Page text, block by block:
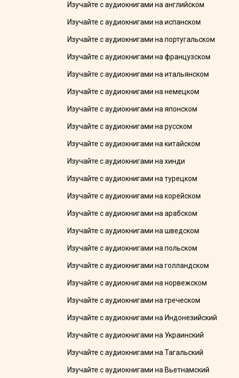
Изучайте с аудиокнигами на английском
Изучайте с аудиокнигами на испанском
Изучайте с аудиокнигами на португальском
Изучайте с аудиокнигами на французском
Изучайте с аудиокнигами на итальянском
Изучайте с аудиокнигами на немецком
Изучайте с аудиокнигами на японском
Изучайте с аудиокнигами на русском
Изучайте с аудиокнигами на китайском
Изучайте с аудиокнигами на хинди
Изучайте с аудиокнигами на турецком
Изучайте с аудиокнигами на корейском
Изучайте с аудиокнигами на арабском
Изучайте с аудиокнигами на шведском
Изучайте с аудиокнигами на польском
Изучайте с аудиокнигами на голландском
Изучайте с аудиокнигами на норвежском
Изучайте с аудиокнигами на греческом
Изучайте с аудиокнигами на Индонезийский
Изучайте с аудиокнигами на Украинский
Изучайте с аудиокнигами на Тагальский
Изучайте с аудиокнигами на Вьетнамский